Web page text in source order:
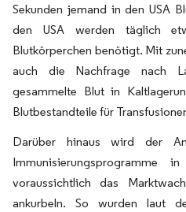
Sekunden jemand in den USA
den USA werden täglich
Blutkörperchen benötigt. Mit
auch die Nachfrage nach
gesammelte Blut in
Blutbestandteile für
Darüber hinaus wird der
Immunisierungsprogramme
voraussichtlich das
ankurbeln. So wurden laut